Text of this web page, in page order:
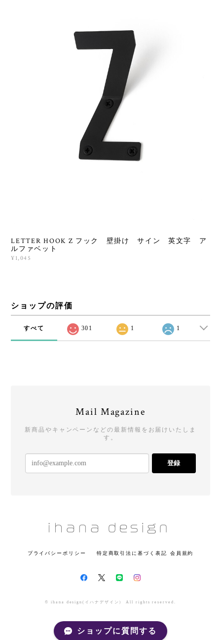
LETTER HOOK Z フック 壁掛け サイン 英文字 ア
ルファベット
¥1,045
ショップの評価
すべて 301 1 1
Mail Magazine
新商品やキャンペーンなどの最新情報をお届けいたしま
す。
登録
プライバシーポリシー 特定商取引法に基づく表記 会員規約
© ihana design(イハナデザイン） All rights reserved.
ショップに質問する